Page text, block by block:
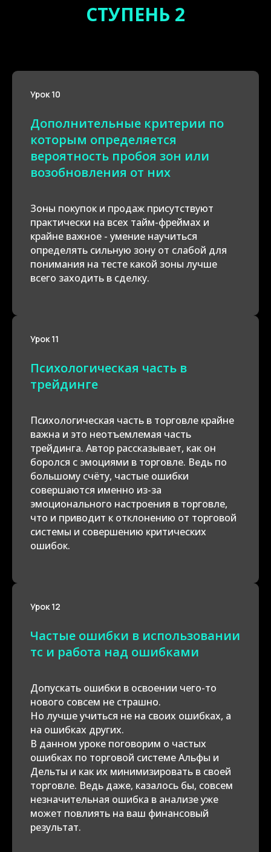
СТУПЕНЬ 2
Урок 10
Дополнительные критерии по
которым определяется
вероятность пробоя зон или
возобновления от них
Зоны покупок и продаж присутствуют
практически на всех тайм-фреймах и
крайне важное - умение научиться
определять сильную зону от слабой для
понимания на тесте какой зоны лучше
всего заходить в сделку.
Урок 11
Психологическая часть в
трейдинге
Психологическая часть в торговле крайне
важна и это неотъемлемая часть
трейдинга. Автор рассказывает, как он
боролся с эмоциями в торговле. Ведь по
большому счёту, частые ошибки
совершаются именно из-за
эмоционального настроения в торговле,
что и приводит к отклонению от торговой
системы и совершению критических
ошибок.
Урок 12
Частые ошибки в использовании
тс и работа над ошибками
Допускать ошибки в освоении чего-то
нового совсем не страшно.
Но лучше учиться не на своих ошибках, а
на ошибках других.
В данном уроке поговорим о частых
ошибках по торговой системе Альфы и
Дельты и как их минимизировать в своей
торговле. Ведь даже, казалось бы, совсем
незначительная ошибка в анализе уже
может повлиять на ваш финансовый
результат.